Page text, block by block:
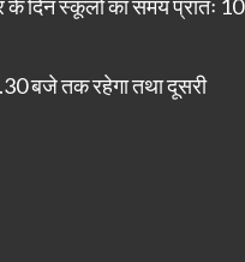
के दिन स्कूलों का समय प्रातः 10
बजे तक रहेगा तथा दूसरी